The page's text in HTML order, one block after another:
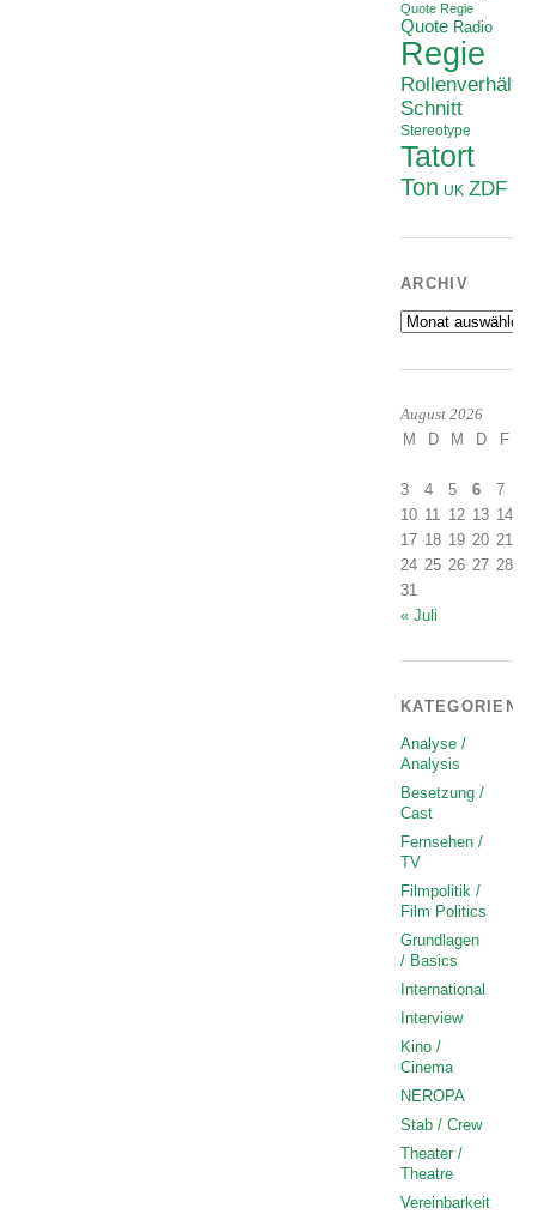
Quote Regie
Quote Radio
Regie
Schnitt
Stereotype
Tatort
Ton UK ZDF
ARCHIV
Archiv
August 2026
M D M D F
3
4 5 6 7
10 11 12 13 14
17 18 19 20 21
24 25 26 27 28
31
« Juli
KATEGORIEN
Analyse /
Analysis
Besetzung /
Cast
Fernsehen /
TV
Filmpolitik /
Film Politics
Grundlagen
/ Basics
International
Interview
Kino /
Cinema
NEROPA
Stab / Crew
Theater /
Theatre
Vereinbarkeit